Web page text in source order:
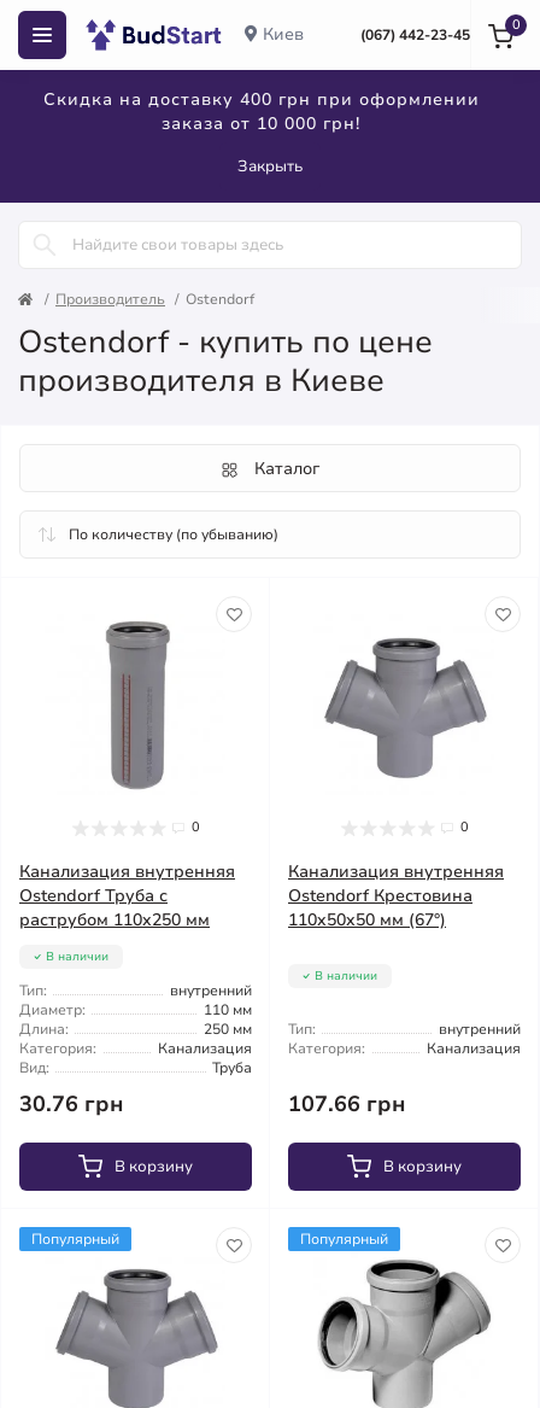
Киев (067) 442-23-45
Скидка на доставку 400 грн при оформлении
заказа от 10 000 грн!
Закрыть
0
Производитель Ostendorf
Ostendorf - купить по цене
производителя в Киеве
Каталог
0
Канализация внутренняя
Ostendorf Труба с
раструбом 110x250 мм
В наличии
Тип:
внутренний
Диаметр:
110 мм
Длина:
250 мм
Категория:
Канализация
Вид:
Труба
30.76 грн
В корзину
0
Канализация внутренняя
Ostendorf Крестовина
110x50x50 мм (67°)
В наличии
Тип:
внутренний
Категория:
Канализация
107.66 грн
В корзину
Популярный Популярный